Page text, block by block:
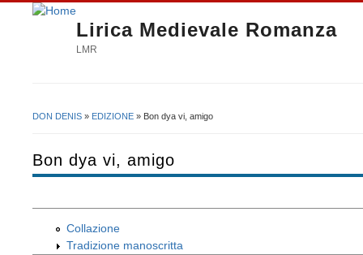
Lirica Medievale Romanza
LMR
DON DENIS » EDIZIONE » Bon dya vi, amigo
Bon dya vi, amigo
Collazione
Tradizione manoscritta